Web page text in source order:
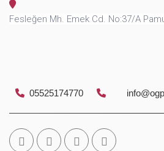
Fesleğen Mh. Emek Cd. No:37/A
05525174770